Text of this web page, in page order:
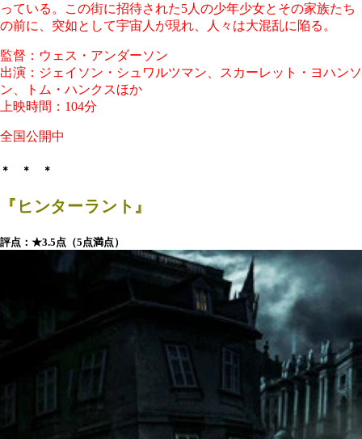
っている。この街に招待された5人の少年少女とその家族たち
の前に、突如として宇宙人が現れ、人々は大混乱に陥る。
監督：ウェス・アンダーソン
出演：ジェイソン・シュワルツマン、スカーレット・ヨハンソ
ン、トム・ハンクスほか
上映時間：104分
全国公開中
＊ ＊ ＊
『ヒンターラント』
評点：★3.5点（5点満点）